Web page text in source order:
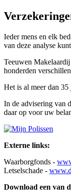
Ieder mens en elk
van deze analyse
Teeuwen
honderden
Het is al meer dan
In de advisering van
daar op voor uw
Externe links:
Waarborgfonds -
Letselschade -
Download een van